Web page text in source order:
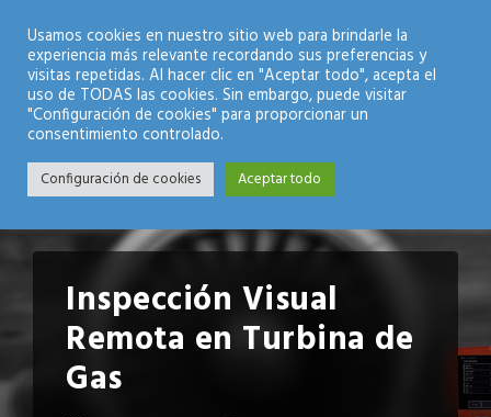
Modo Nocturno
Inspección Visual
Remota en Turbina de
Gas
Usamos cookies en nuestro sitio web para brindarle la
experiencia más relevante recordando sus preferencias y
visitas repetidas. Al hacer clic en "Aceptar todo", acepta el
uso de TODAS las cookies. Sin embargo, puede visitar
"Configuración de cookies" para proporcionar un
consentimiento controlado.
Configuración de cookies Aceptar todo